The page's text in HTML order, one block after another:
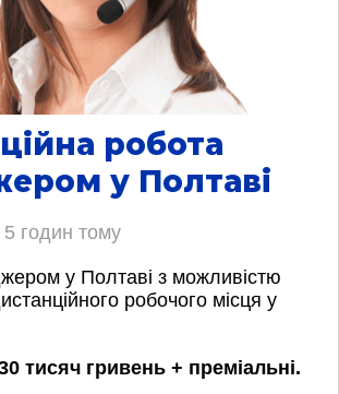
робота
у Полтаві
5 годин тому
у Полтаві з можливістю
робочого місця у
тисяч гривень + преміальні.